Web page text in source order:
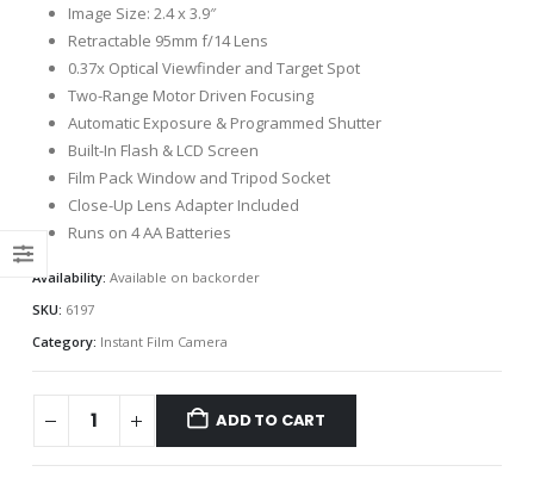
Image Size: 2.4 x 3.9″
Retractable 95mm f/14 Lens
0.37x Optical Viewfinder and Target Spot
Two-Range Motor Driven Focusing
Automatic Exposure & Programmed Shutter
Built-In Flash & LCD Screen
Film Pack Window and Tripod Socket
Close-Up Lens Adapter Included
Runs on 4 AA Batteries
Availability: Available on backorder
SKU: 6197
Category: Instant Film Camera
ADD TO CART